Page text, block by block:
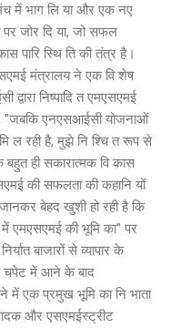
में भाग लि या और एक नए
पर जोर दि या, जो सफल
पारि स्थि ति की तंत्र है।
मंत्रालय ने एक वि शेष
निष्पादि त एमएसएमई
"जबकि एनएसआईसी योजनाओं
ल रही है, मुझे नि श्चि त रूप से
ही सकारात्मक वि कास
की सफलता की कहानि यों
बेहद खुशी हो रही है कि
एमएसएमई की भूमि का" पर
बाजारों से व्यापार के
चपेट में आने के बाद
में एक प्रमुख भूमि का नि भाता
और एसएमईस्ट्रीट